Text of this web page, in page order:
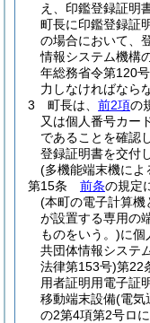
え、印鑑登録証明
町長に印鑑登録証
の場合において、
情報システム機構
年総務省令第120
力しなければなら
3
町長は、 前2項の
又は個人番号カー
であることを確認
登録証明書を交付
(多機能端末機によ
第15条
前条の規定
(本町の電子計算機
が設置する専用の
ものをいう。)に個
共団体情報システ
法律第153号)第22
用者証明用電子証
移動端末設備(電気
の2第4項第2号ロ